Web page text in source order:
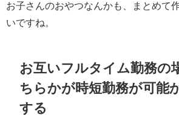
お子さんのおやつなんかも、まとめて
いですね。
お互いフルタイム勤務の
ちらかが時短勤務が可能
する